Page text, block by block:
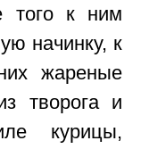
того к ним
начинку, к
жареные
творога и
курицы,